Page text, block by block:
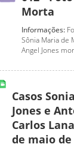
Morta
Informações:
Sônia Maria de
Angel Jones
Casos
Jones e
Carlos
de maio de